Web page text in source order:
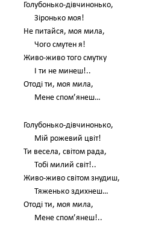
Голубонько-дівчинонько,
Зіронько моя!
Не питайся, моя мила,
Чого смутен я!
Живо-живо того смутку
І ти не минеш!..
Отоді ти, моя мила,
Мене спом’янеш…
Голубонько-дівчинонько,
Мій рожевий цвіт!
Ти весела, світом рада,
Тобі милий світ!..
Живо-живо світом знудиш,
Тяженько здихнеш…
Отоді ти, моя мила,
Мене спом’янеш!..